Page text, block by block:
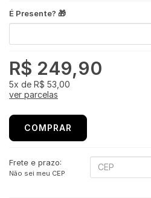
É Presente? 🎁
R$ 249,90
5x de R$ 53,00
ver parcelas
COMPRAR
Frete e prazo:
Não sei meu CEP